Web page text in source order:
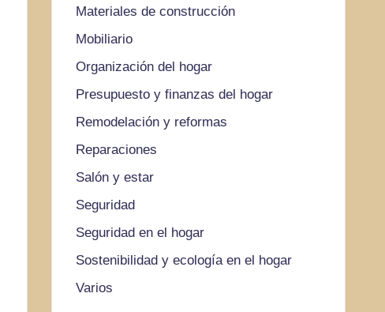
Materiales de construcción
Mobiliario
Organización del hogar
Presupuesto y finanzas del hogar
Remodelación y reformas
Reparaciones
Salón y estar
Seguridad
Seguridad en el hogar
Sostenibilidad y ecología en el hogar
Varios